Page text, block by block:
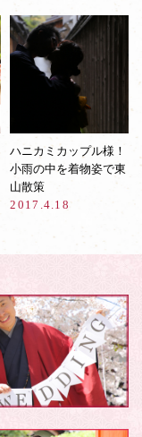
ハニカミカップル様！
小雨の中を着物姿で東
山散策
2017.4.18